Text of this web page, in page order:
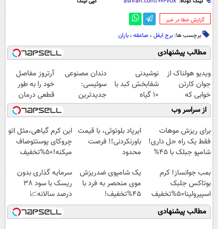
‌گزارش خطا در خبر
برچسب ها: برج ایفل ، صاعقه ، باران
مطالب پیشنهادی
ویدیو هولناک از
جوان کارتن
خوابی که
میلیاردر شد.
آموزش رایگان
نوشیدنی
شفابخش کبد با
10 گیاه
موثر(تخفیف تا
امشب)
دندان مصنوعی
سوئیسی:
جدیدترین
فناوری اروپا،
سبک و مقاوم |
پرداخت قسطی
آرتروز مفاصل
خود را به طور
قطعی درمان
کنید!
◗پرسش‌نامه◖
از سراسر وب
برای ریزش موهات
فقط یک راه حل داری!
شامپو جبلک با 45%
ایرپاد بلوتوثی، با قیمت
باورنکردنی!! فرصت
محدود
این کرم گیاهی،مثل اتو
چروکای پوستتوصاف
میکنه!50%تخفیف
بمب جوانساز! کرم
بوتاکس جلبک
اسپیرولینا50%تخفیف
یک شامپوی ضدریزش
موی منحصر به فرد با
45%تخفیف!
سرمایه گذاری بدون
ریسک با سود 38
درصد سالانه📈
مطالب پیشنهادی